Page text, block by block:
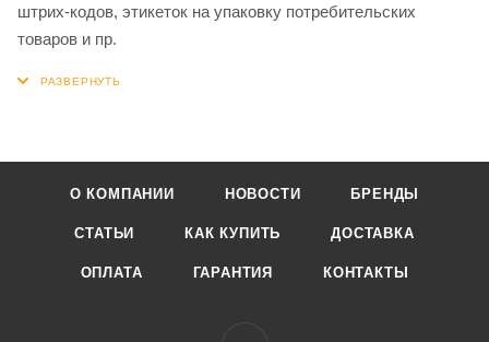
штрих-кодов, этикеток на упаковку потребительских
товаров и пр.
О КОМПАНИИ НОВОСТИ БРЕНДЫ
СТАТЬИ КАК КУПИТЬ ДОСТАВКА
ОПЛАТА ГАРАНТИЯ КОНТАКТЫ